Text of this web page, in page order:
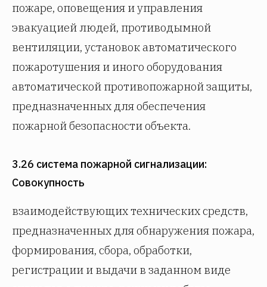
пожаре, оповещения и управления
эвакуацией людей, противодымной
вентиляции, установок автоматического
пожаротушения и иного оборудования
автоматической противопожарной защиты,
предназначенных для обеспечения
пожарной безопасности объекта.
3.26 система пожарной сигнализации:
Совокупность
взаимодействующих технических средств,
предназначенных для обнаружения пожара,
формирования, сбора, обработки,
регистрации и выдачи в заданном виде